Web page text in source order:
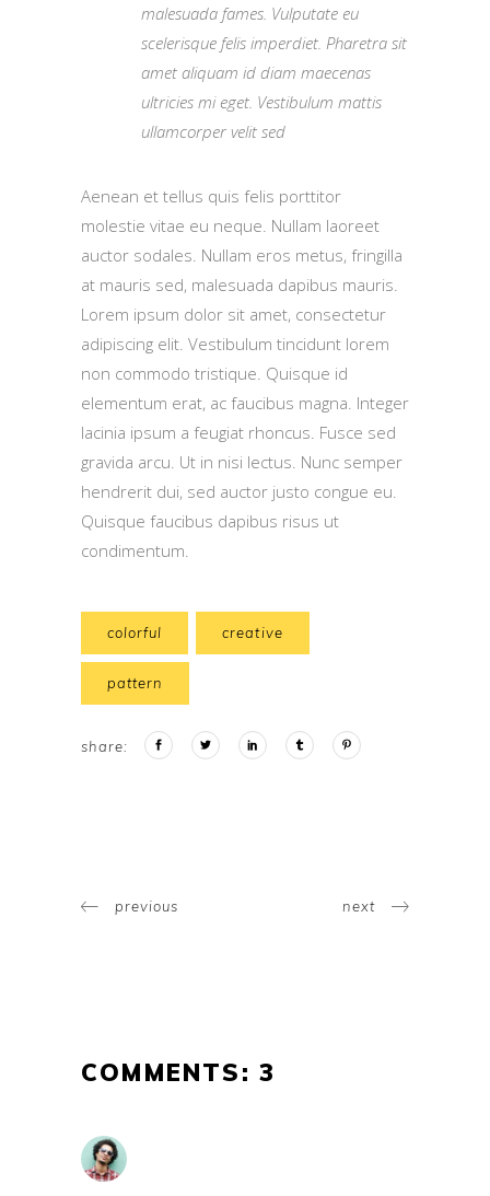
malesuada fames. Vulputate eu
scelerisque felis imperdiet. Pharetra sit
amet aliquam id diam maecenas
ultricies mi eget. Vestibulum mattis
ullamcorper velit sed
Aenean et tellus quis felis porttitor
molestie vitae eu neque. Nullam laoreet
auctor sodales. Nullam eros metus, fringilla
at mauris sed, malesuada dapibus mauris.
Lorem ipsum dolor sit amet, consectetur
adipiscing elit. Vestibulum tincidunt lorem
non commodo tristique. Quisque id
elementum erat, ac faucibus magna. Integer
lacinia ipsum a feugiat rhoncus. Fusce sed
gravida arcu. Ut in nisi lectus. Nunc semper
hendrerit dui, sed auctor justo congue eu.
Quisque faucibus dapibus risus ut
condimentum.
colorful creative
pattern
share:
previous next
COMMENTS: 3